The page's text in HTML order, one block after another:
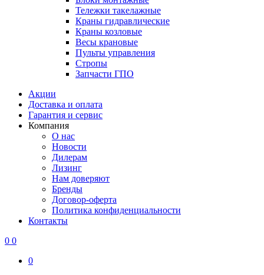
Тележки такелажные
Краны гидравлические
Краны козловые
Весы крановые
Пульты управления
Стропы
Запчасти ГПО
Акции
Доставка и оплата
Гарантия и сервис
Компания
О нас
Новости
Дилерам
Лизинг
Нам доверяют
Бренды
Договор-оферта
Политика конфиденциальности
Контакты
0 0
0